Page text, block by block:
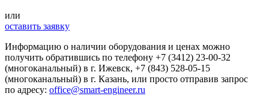
или
оставить заявку
Информацию о наличии оборудования и ценах можно
получить обратившись по телефону +7 (3412) 23-00-32
(многоканальный) в г. Ижевск, +7 (843) 528-05-15
(многоканальный) в г. Казань, или просто отправив запрос
по адресу: office@smart-engineer.ru